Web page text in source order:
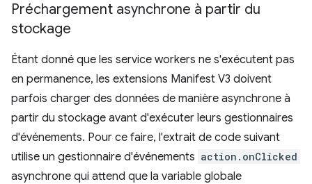
Préchargement asynchrone à partir du
stockage
Étant donné que les service workers ne s'exécutent pas
en permanence, les extensions Manifest V3 doivent
parfois charger des données de manière asynchrone à
partir du stockage avant d'exécuter leurs gestionnaires
d'événements. Pour ce faire, l'extrait de code suivant
utilise un gestionnaire d'événements action.onClicked
asynchrone qui attend que la variable globale